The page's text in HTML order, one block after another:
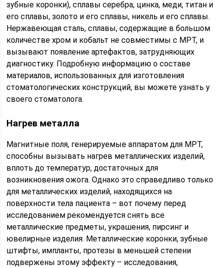
зубные коронки), сплавы серебра, цинка, меди, титан и
его сплавы, золото и его сплавы, никель и его сплавы.
Нержавеющая сталь, сплавы, содержащие в большом
количестве хром и кобальт не совместимы с МРТ, и
вызывают появление артефактов, затрудняющих
диагностику. Подробную информацию о составе
материалов, использованных для изготовления
стоматологических конструкций, вы можете узнать у
своего стоматолога.
Нагрев металла
Магнитные поля, генерируемые аппаратом для МРТ,
способны вызывать нагрев металлических изделий,
вплоть до температур, достаточных для
возникновения ожога. Однако это справедливо только
для металлических изделий, находящихся на
поверхности тела пациента – вот почему перед
исследованием рекомендуется снять все
металлические предметы, украшения, пирсинг и
ювелирные изделия. Металлические коронки, зубные
штифты, импланты, протезы в меньшей степени
подвержены этому эффекту – исследования,